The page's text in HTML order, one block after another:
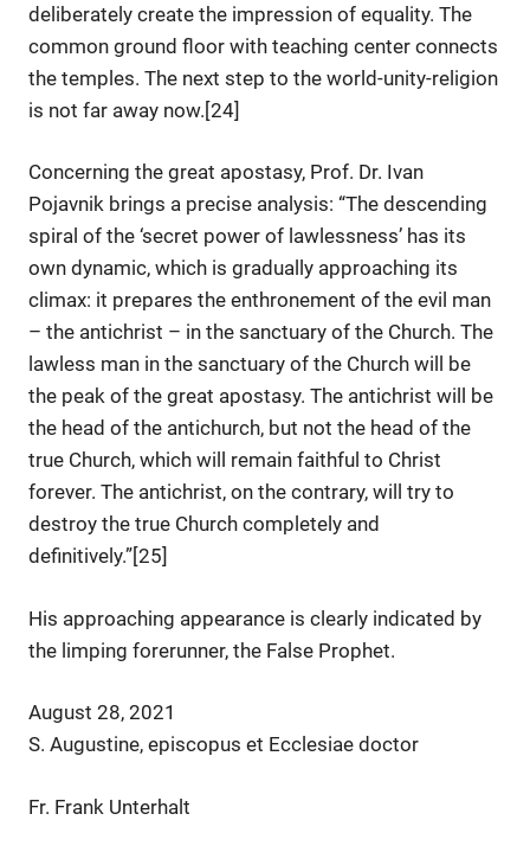
deliberately create the impression of equality. The
common ground floor with teaching center connects
the temples. The next step to the world-unity-religion
is not far away now.[24]
Concerning the great apostasy, Prof. Dr. Ivan
Pojavnik brings a precise analysis: “The descending
spiral of the ‘secret power of lawlessness’ has its
own dynamic, which is gradually approaching its
climax: it prepares the enthronement of the evil man
– the antichrist – in the sanctuary of the Church. The
lawless man in the sanctuary of the Church will be
the peak of the great apostasy. The antichrist will be
the head of the antichurch, but not the head of the
true Church, which will remain faithful to Christ
forever. The antichrist, on the contrary, will try to
destroy the true Church completely and
definitively.”[25]
His approaching appearance is clearly indicated by
the limping forerunner, the False Prophet.
August 28, 2021
S. Augustine, episcopus et Ecclesiae doctor
Fr. Frank Unterhalt